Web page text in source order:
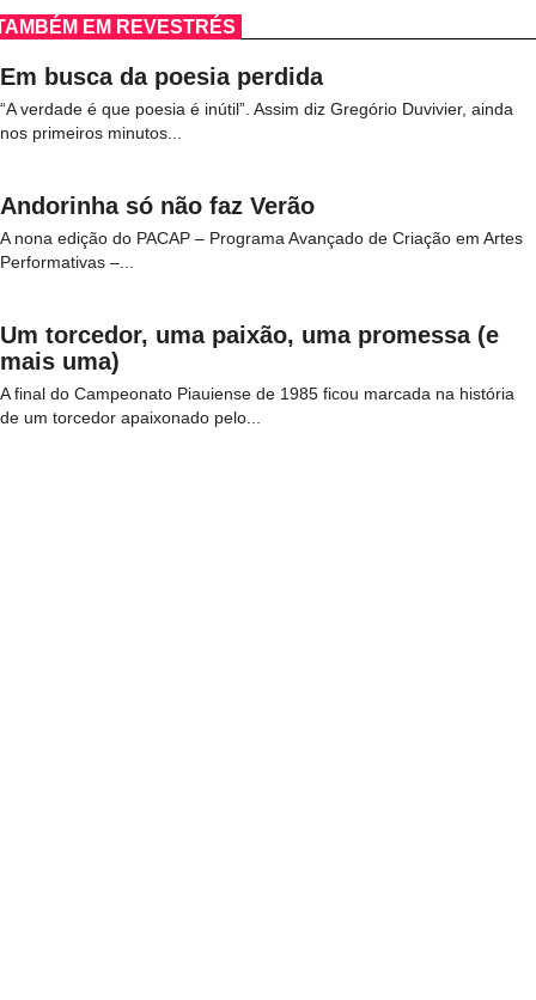
EM REVESTRÉS
Em busca da poesia perdida
“A verdade é que poesia é inútil”. Assim diz Gregório Duvivier, ainda
nos primeiros minutos...
Andorinha só não faz Verão
A nona edição do PACAP – Programa Avançado de Criação em Artes
Performativas –...
Um torcedor, uma paixão, uma promessa (e
mais uma)
A final do Campeonato Piauiense de 1985 ficou marcada na história
de um torcedor apaixonado pelo...